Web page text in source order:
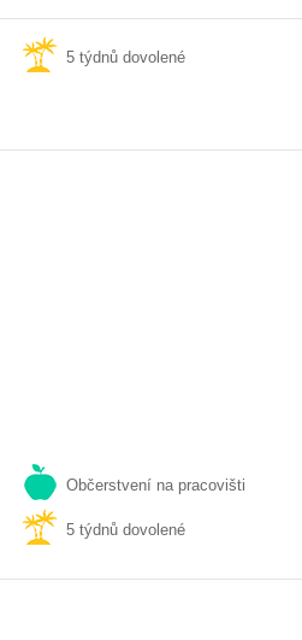
5 týdnů dovolené
Občerstvení na pracovišti
5 týdnů dovolené